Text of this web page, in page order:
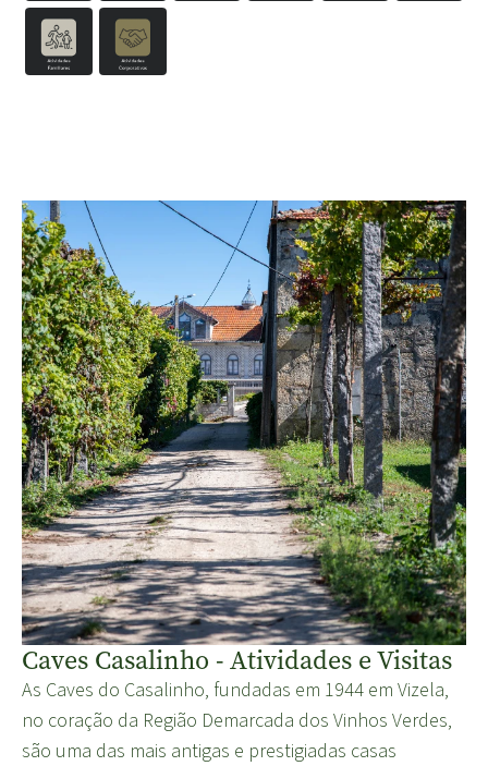
Caves Casalinho - Atividades e Visitas
As Caves do Casalinho, fundadas em 1944 em Vizela,
no coração da Região Demarcada dos Vinhos Verdes,
são uma das mais antigas e prestigiadas casas